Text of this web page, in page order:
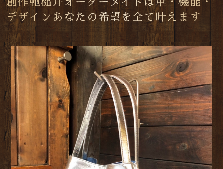
創作鞄槌井 オーダーメイドは革・機能・
デザインあなたの希望を全て叶えます